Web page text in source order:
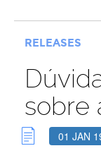
RELEASES
sobre
01 JAN